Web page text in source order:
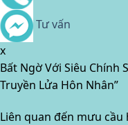
Tư vấn
x
Bất Ngờ Với Siêu Chính
Truyền Lửa Hôn Nhân”
Liên quan đến mưu